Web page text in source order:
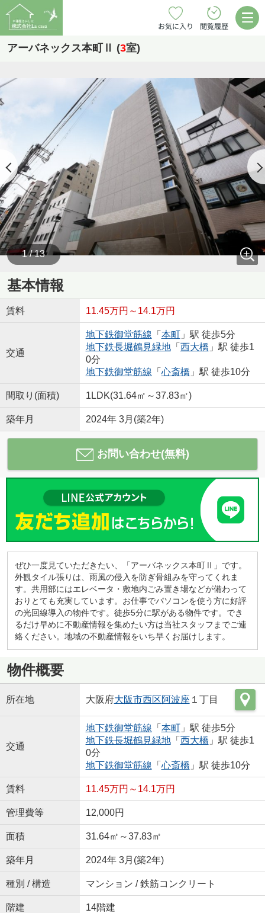
お気に入り 閲覧履歴
アーバネックス本町Ⅱ (3室)
1 / 13
基本情報
賃料 11.45万円～14.1万円
交通
地下鉄御堂筋線 「 本町」駅 徒歩5分
地下鉄長堀鶴見緑地「 西大橋 」駅 徒歩1
0分
地下鉄御堂筋線 「 心斎橋 」駅 徒歩10分
間取り(面積) 1LDK(31.64㎡～37.83㎡)
築年月 2024年 3月(築2年)
お問い合わせ(無料)
ぜひ一度見ていただきたい、「アーバネックス本町Ⅱ」です。
外観タイル張りは、雨風の侵入を防ぎ骨組みを守ってくれま
す。共用部にはエレベータ・敷地内ごみ置き場などが備わって
おりとても充実しています。お仕事でパソコンを使う方に好評
の光回線導入の物件です。徒歩5分に駅がある物件です。でき
るだけ早めに不動産情報を集めたい方は当社スタッフまでご連
絡ください。地域の不動産情報をいち早くお届けします。
物件概要
所在地 大阪府大阪市西区阿波座 １丁目
交通
地下鉄御堂筋線 「 本町」駅 徒歩5分
地下鉄長堀鶴見緑地「 西大橋 」駅 徒歩1
0分
地下鉄御堂筋線 「 心斎橋 」駅 徒歩10分
賃料 11.45万円～14.1万円
管理費等 12,000円
面積 31.64㎡～37.83㎡
築年月 2024年 3月(築2年)
種別 / 構造 マンション / 鉄筋コンクリート
階建 14階建